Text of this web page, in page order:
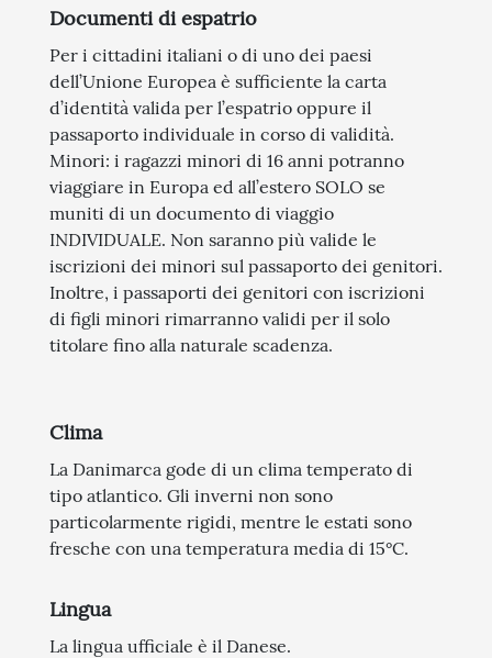
Documenti di espatrio
Per i cittadini italiani o di uno dei paesi
dell’Unione Europea è sufficiente la carta
d’identità valida per l’espatrio oppure il
passaporto individuale in corso di validità.
Minori: i ragazzi minori di 16 anni potranno
viaggiare in Europa ed all’estero SOLO se
muniti di un documento di viaggio
INDIVIDUALE. Non saranno più valide le
iscrizioni dei minori sul passaporto dei genitori.
Inoltre, i passaporti dei genitori con iscrizioni
di figli minori rimarranno validi per il solo
titolare fino alla naturale scadenza.
Clima
La Danimarca gode di un clima temperato di
tipo atlantico. Gli inverni non sono
particolarmente rigidi, mentre le estati sono
fresche con una temperatura media di 15°C.
Lingua
La lingua ufficiale è il Danese.